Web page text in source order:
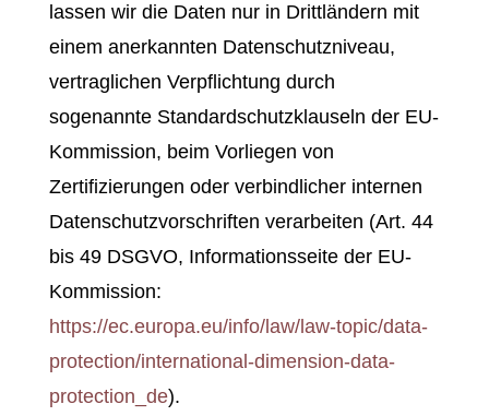
lassen wir die Daten nur in Drittländern mit
einem anerkannten Datenschutzniveau,
vertraglichen Verpflichtung durch
sogenannte Standardschutzklauseln der EU-
Kommission, beim Vorliegen von
Zertifizierungen oder verbindlicher internen
Datenschutzvorschriften verarbeiten (Art. 44
bis 49 DSGVO, Informationsseite der EU-
Kommission:
https://ec.europa.eu/info/law/law-topic/data-
protection/international-dimension-data-
protection_de).